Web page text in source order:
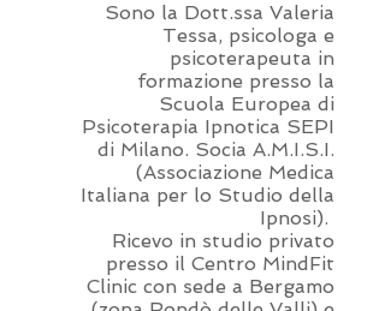
Sono la Dott.ssa Valeria
Tessa, psicologa e
psicoterapeuta in
formazione presso la
Scuola Europea di
Psicoterapia Ipnotica SEPI
di Milano. Socia A.M.I.S.I.
(Associazione Medica
Italiana per lo Studio della
Ipnosi).
Ricevo in studio privato
presso il Centro MindFit
Clinic con sede a Bergamo